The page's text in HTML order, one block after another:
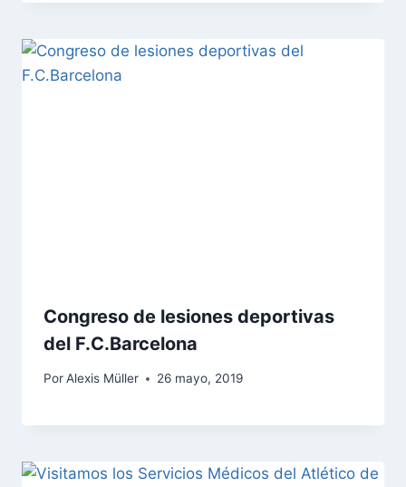
Congreso de lesiones deportivas
del F.C.Barcelona
PorAlexis Müller 26 mayo, 2019